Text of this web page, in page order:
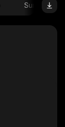
Suministro